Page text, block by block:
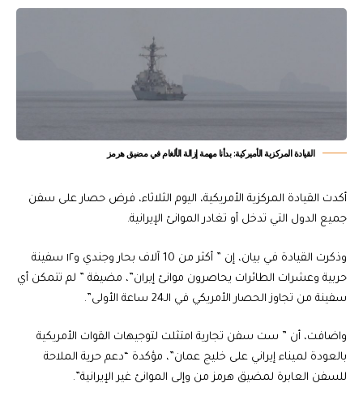
‏القيادة المركزية الأميركية: بدأنا مهمة إزالة الألغام في مضيق هرمز
أكدت القيادة المركزية الأمريكية، اليوم الثلاثاء، فرض حصار على سفن
جميع الدول التي تدخل أو تغادر الموانئ الإيرانية.
وذكرت القيادة في بيان، إن ” أكثر من 10 آلاف بحار وجندي و١٢ سفينة
حربية وعشرات الطائرات يحاصرون موانئ إيران”، مضيفة ” لم تتمكن أي
سفينة من تجاوز الحصار الأمريكي في الـ24 ساعة الأولى”.
واضافت، أن ” ست سفن تجارية امتثلت لتوجيهات القوات الأمريكية
بالعودة لميناء إيراني على خليج عمان”، مؤكدة “دعم حرية الملاحة
للسفن العابرة لمضيق هرمز من وإلى الموانئ غير الإيرانية”.